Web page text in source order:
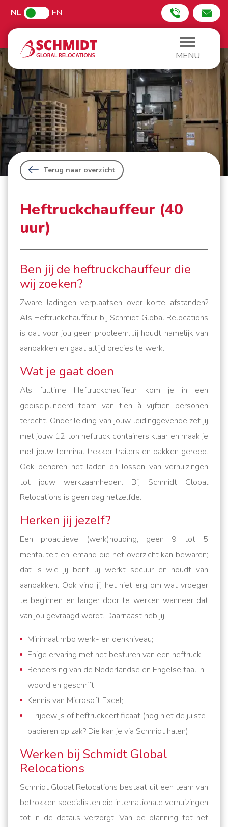
NL EN
MENU
Terug naar overzicht
Heftruckchauffeur (40
uur)
Ben jij de heftruckchauffeur die
wij zoeken?
Zware ladingen verplaatsen over korte afstanden?
Als Heftruckchauffeur bij Schmidt Global Relocations
is dat voor jou geen probleem. Jij houdt namelijk van
aanpakken en gaat altijd precies te werk.
Wat je gaat doen
Als fulltime Heftruckchauffeur kom je in een
gedisciplineerd team van tien à vijftien personen
terecht. Onder leiding van jouw leidinggevende zet jij
met jouw 12 ton heftruck containers klaar en maak je
met jouw terminal trekker trailers en bakken gereed.
Ook behoren het laden en lossen van verhuizingen
tot jouw werkzaamheden. Bij Schmidt Global
Relocations is geen dag hetzelfde.
Herken jij jezelf?
Een proactieve (werk)houding, geen 9 tot 5
mentaliteit en iemand die het overzicht kan bewaren;
dat is wie jij bent. Jij werkt secuur en houdt van
aanpakken. Ook vind jij het niet erg om wat vroeger
te beginnen en langer door te werken wanneer dat
van jou gevraagd wordt. Daarnaast heb jij:
Minimaal mbo werk- en denkniveau;
Enige ervaring met het besturen van een heftruck;
Beheersing van de Nederlandse en Engelse taal in
woord en geschrift;
Kennis van Microsoft Excel;
T-rijbewijs of heftruckcertificaat (nog niet de juiste
papieren op zak? Die kan je via Schmidt halen).
Werken bij Schmidt Global
Relocations
Schmidt Global Relocations bestaat uit een team van
betrokken specialisten die internationale verhuizingen
tot in de details verzorgt. Van de planning tot het